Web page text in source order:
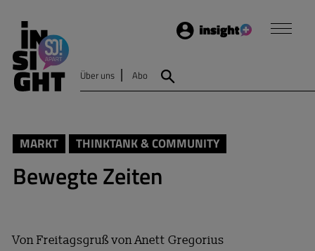
Login
Über uns Abo
MARKT THINKTANK & COMMUNITY
Bewegte Zeiten
VonFreitagsgruß von Anett Gregorius